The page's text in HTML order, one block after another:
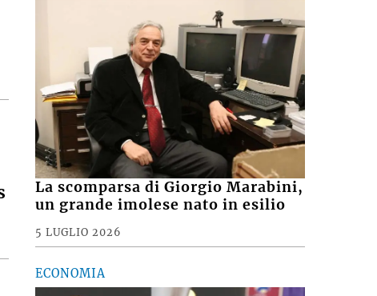
La scomparsa di Giorgio Marabini,
un grande imolese nato in esilio
5 LUGLIO 2026
ECONOMIA